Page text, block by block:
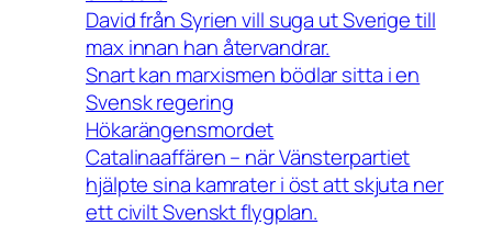
David från Syrien vill suga ut Sverige till
max innan han återvandrar.
Snart kan marxismen bödlar sitta i en
Svensk regering
Hökarängensmordet
Catalinaaffären – när Vänsterpartiet
hjälpte sina kamrater i öst att skjuta ner
ett civilt Svenskt flygplan.